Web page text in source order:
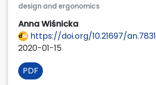
design and ergonomics
Anna Wiśnicka
https://doi.org/10.21697/an.7831
2020-01-15
PDF